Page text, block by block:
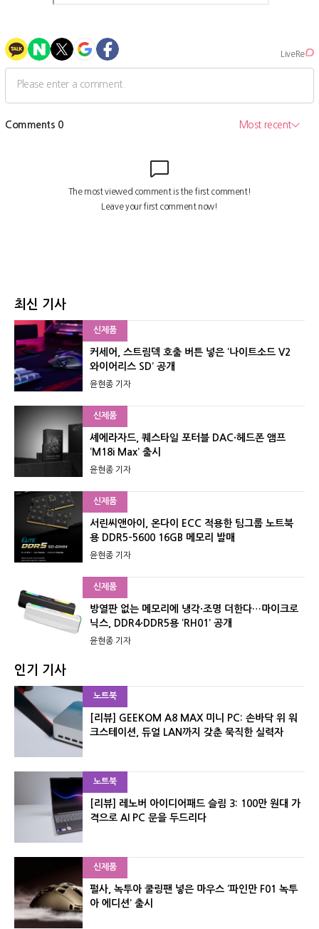
최신 기사
신제품
커세어, 스트림덱 호출 버튼 넣은 ‘나이트소드 V2
와이어리스 SD’ 공개
윤현종 기자
신제품
셰에라자드, 퀘스타일 포터블 DAC·헤드폰 앰프
‘M18i Max’ 출시
윤현종 기자
신제품
서린씨앤아이, 온다이 ECC 적용한 팀그룹 노트북
용 DDR5-5600 16GB 메모리 발매
윤현종 기자
신제품
방열판 없는 메모리에 냉각·조명 더한다…마이크로
닉스, DDR4·DDR5용 ‘RH01’ 공개
윤현종 기자
인기 기사
노트북
[리뷰] GEEKOM A8 MAX 미니 PC: 손바닥 위 워
크스테이션, 듀얼 LAN까지 갖춘 묵직한 실력자
노트북
[리뷰] 레노버 아이디어패드 슬림 3: 100만 원대 가
격으로 AI PC 문을 두드리다
신제품
펄사, 녹투아 쿨링팬 넣은 마우스 ‘파인만 F01 녹투
아 에디션’ 출시